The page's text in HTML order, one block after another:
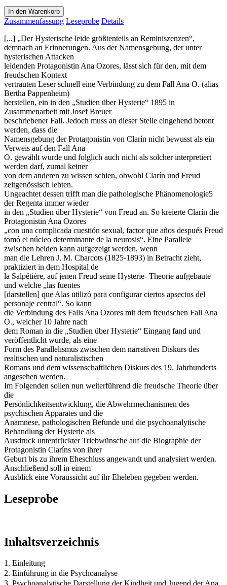
In den Warenkorb
Zusammenfassung Leseprobe Details
[...] „Der Hysterische leide größtenteils an Reminiszenzen“,
demnach an Erinnerungen. Aus der Namensgebung, der unter
hysterischen Attacken
leidenden Protagonistin Ana Ozores, lässt sich für den, mit dem
freudschen Kontext
vertrauten Leser schnell eine Verbindung zu dem Fall Ana O. (alias
Bertha Pappenheim)
herstellen, ein in den „Studien über Hysterie“ 1895 in
Zusammenarbeit mit Josef Breuer
beschriebener Fall. Jedoch muss an dieser Stelle eingehend betont
werden, dass die
Namensgebung der Protagonistin von Clarín nicht bewusst als ein
Verweis auf den Fall Ana
O. gewählt wurde und folglich auch nicht als solcher interpretiert
werden darf, zumal keiner
von dem anderen zu wissen schien, obwohl Clarín und Freud
zeitgenössisch lebten.
Ungeachtet dessen trifft man die pathologische Phänomenologie5
der Regenta immer wieder
in den „Studien über Hysterie“ von Freud an. So kreierte Clarín die
Protagonistin Ana Ozores
„con una complicada cuestión sexual, factor que años después Freud
tomó el núcleo determinante de la neurosis“. Eine Parallele
zwischen beiden kann aufgezeigt werden, wenn
man die Lehren J. M. Charcots (1825-1893) in Betracht zieht,
praktiziert in dem Hospital de
la Salpêtière, auf jenen Freud seine Hysterie- Theorie aufgebaute
und welche „las fuentes
[darstellen] que Alas utilizó para configurar ciertos apsectos del
personaje central“. So kann
die Verbindung des Falls Ana Ozores mit dem freudschen Fall Ana
O., welcher 10 Jahre nach
dem Roman in die „Studien über Hysterie“ Eingang fand und
veröffentlicht wurde, als eine
Form des Parallelismus zwischen dem narrativen Diskurs des
realtischen und naturalistischen
Romans und dem wissenschaftlichen Diskurs des 19. Jahrhunderts
angesehen werden.
Im Folgenden sollen nun weiterführend die freudsche Theorie über
die
Persönlichkeitsentwicklung, die Abwehrmechanismen des
psychischen Apparates und die
Anamnese, pathologischen Befunde und die psychoanalytische
Behandlung der Hysterie als
Ausdruck unterdrückter Triebwünsche auf die Biographie der
Protagonistin Claríns von ihrer
Geburt bis zu ihrem Eheschluss angewandt und analysiert werden.
Anschließend soll in einem
Ausblick eine Voraussicht auf ihr Eheleben gegeben werden.
Leseprobe
Inhaltsverzeichnis
1. Einleitung
2. Einführung in die Psychoanalyse